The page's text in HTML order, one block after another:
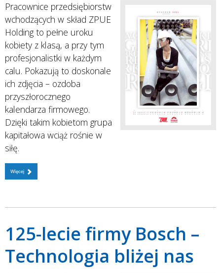
Pracownice przedsiębiorstw
wchodzących w skład ZPUE
Holding to pełne uroku
kobiety z klasą, a przy tym
profesjonalistki w każdym
calu. Pokazują to doskonale
ich zdjęcia – ozdoba
przyszłorocznego
kalendarza firmowego.
Dzięki takim kobietom grupa
kapitałowa wciąż rośnie w
siłę.
Więcej
125-lecie firmy Bosch –
Technologia bliżej nas